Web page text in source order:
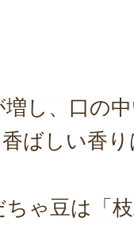
し、口の
ばしい香
ゃ豆は「